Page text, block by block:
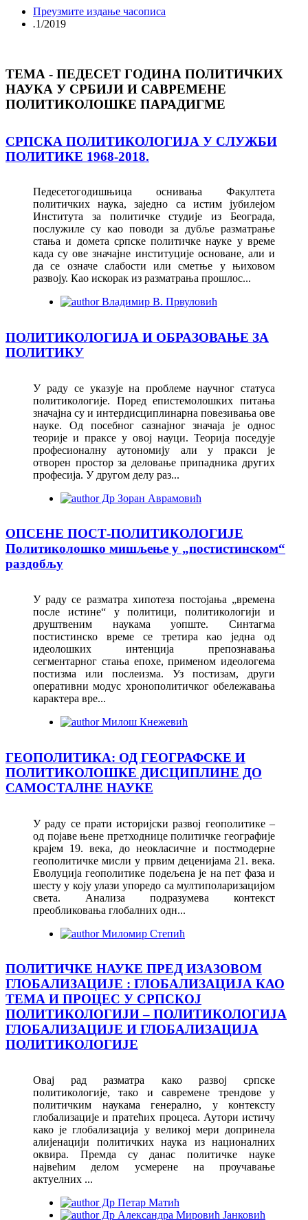
Преузмите издање часописа
.1/2019
ТЕМА - ПЕДЕСЕТ ГОДИНА ПОЛИТИЧКИХ
НАУКА У СРБИЈИ И САВРЕМЕНЕ
ПОЛИТИКОЛОШКЕ ПАРАДИГМЕ
СРПСКА ПОЛИТИКОЛОГИЈА У СЛУЖБИ
ПОЛИТИКЕ 1968-2018.
Педесетогодишњица оснивања Факултета
политичких наука, заједно са истим јубилејом
Института за политичке студије из Београда,
послужиле су као поводи за дубље разматрање
стања и домета српске политичке науке у време
када су ове значајне институције основане, али и
да се означе слабости или сметње у њиховом
развоју. Као искорак из разматрања прошлос...
Владимир В. Првуловић
ПОЛИТИКОЛОГИЈА И ОБРАЗОВАЊЕ ЗА
ПОЛИТИКУ
У раду се указује на проблеме научног статуса
политикологије. Поред епистемолошких питања
значајна су и интердисциплинарна повезивања ове
науке. Од посебног сазнајног значаја је однос
теорије и праксе у овој науци. Теорија поседује
професионалну аутономију али у пракси је
отворен простор за деловање припадника других
професија. У другом делу раз...
Др Зоран Аврамовић
ОПСЕНЕ ПОСТ-ПОЛИТИКОЛОГИЈЕ
Политиколошко мишљење у „постистинском“
раздобљу
У раду се разматра хипотеза постојања „времена
после истине“ у политици, политикологији и
друштвеним наукама уопште. Синтагма
постистинско време се третира као једна од
идеолошких интенција препознавања
сегментарног стања епохе, применом идеологема
постизма или послеизма. Уз постизам, други
оперативни модус хронополитичког обележавања
карактера вре...
Милош Кнежевић
ГЕОПОЛИТИКА: ОД ГЕОГРАФСКЕ И
ПОЛИТИКОЛОШКЕ ДИСЦИПЛИНЕ ДО
САМОСТАЛНЕ НАУКЕ
У раду се прати историјски развој геополитике –
од појаве њене претходнице политичке географије
крајем 19. века, до неокласичне и постмодерне
геополитичке мисли у првим деценијама 21. века.
Еволуција геополитике подељена је на пет фаза и
шесту у коју улази упоредо са мултиполаризацијом
света. Анализа подразумева контекст
преобликовања глобалних одн...
Миломир Степић
ПОЛИТИЧКЕ НАУКЕ ПРЕД ИЗАЗОВОМ
ГЛОБАЛИЗАЦИЈЕ : ГЛОБАЛИЗАЦИЈА КАО
ТЕМА И ПРОЦЕС У СРПСКОЈ
ПОЛИТИКОЛОГИЈИ – ПОЛИТИКОЛОГИЈА
ГЛОБАЛИЗАЦИЈЕ И ГЛОБАЛИЗАЦИЈА
ПОЛИТИКОЛОГИЈЕ
Овај рад разматра како развој српске
политикологије, тако и савремене трендове у
политичким наукама генерално, у контексту
глобализације и пратећих процеса. Аутори истичу
како је глобализација у великој мери допринела
алијенацији политичких наука из националних
оквира. Премда су данас политичке науке
највећим делом усмерене на проучавање
актуелних ...
Др Петар Матић
Др Александра Мировић Јанковић